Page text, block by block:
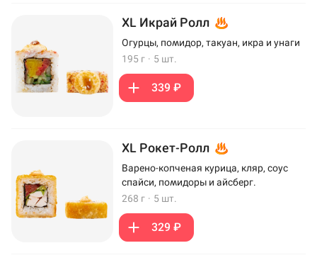
XL Икрай Ролл
Огурцы, помидор, такуан, икра и унаги
195 г · 5 шт.
339 ₽
XL Рокет-Ролл
Варено-копченая курица, кляр, соус
спайси, помидоры и айсберг.
268 г · 5 шт.
329 ₽